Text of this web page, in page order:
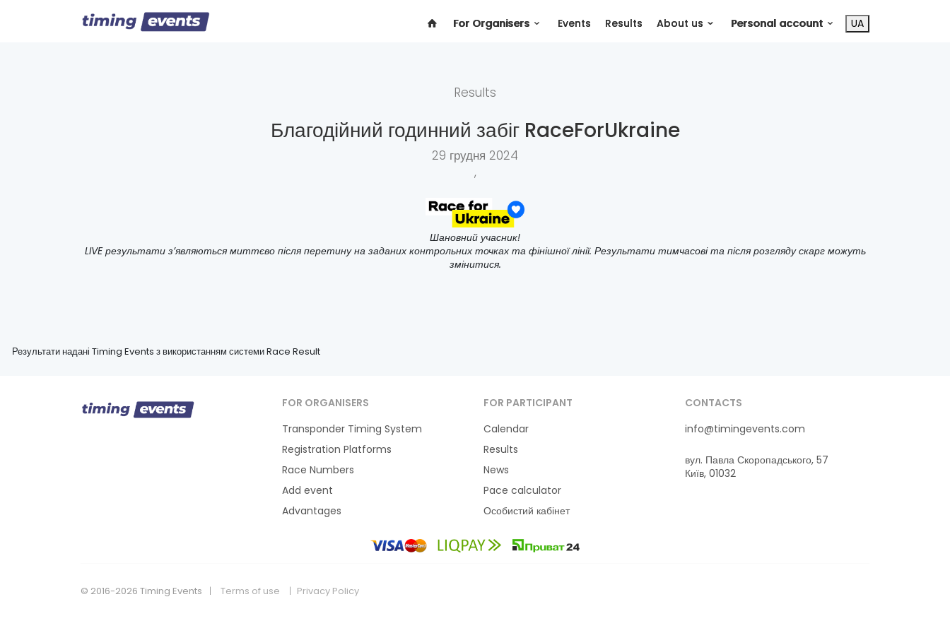
For Organisers Events Results About us Personal account UA
Results
Благодійний годинний забіг RaceForUkraine
29 грудня 2024
,
Шановний учасник!
LIVE результати з’являються миттєво після перетину на заданих контрольних точках та фінішної лінії. Результати тимчасові та після розгляду скарг можуть
змінитися.
Результати надані Timing Events з використанням системи Race Result
FOR ORGANISERS
Transponder Timing System
Registration Platforms
Race Numbers
Add event
Advantages
FOR PARTICIPANT
Calendar
Results
News
Pace calculator
Особистий кабінет
CONTACTS
info@timingevents.com
вул. Павла Скоропадського, 57
Київ, 01032
© 2016-2026 Timing Events Terms of use Privacy Policy